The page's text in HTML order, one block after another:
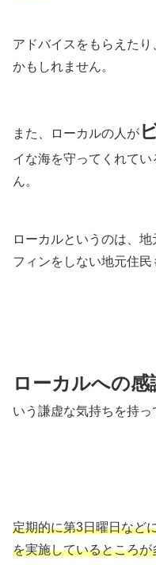
アドバイスをもらえた
かもしれません。
また、ローカルの人が
イな海を守ってくれて
ん。
ローカルというのは、
フィンをしない地元住民
ローカルへの感
いう謙虚な気持ちを持っ
定期的に第3日曜日など
を実施しているところが